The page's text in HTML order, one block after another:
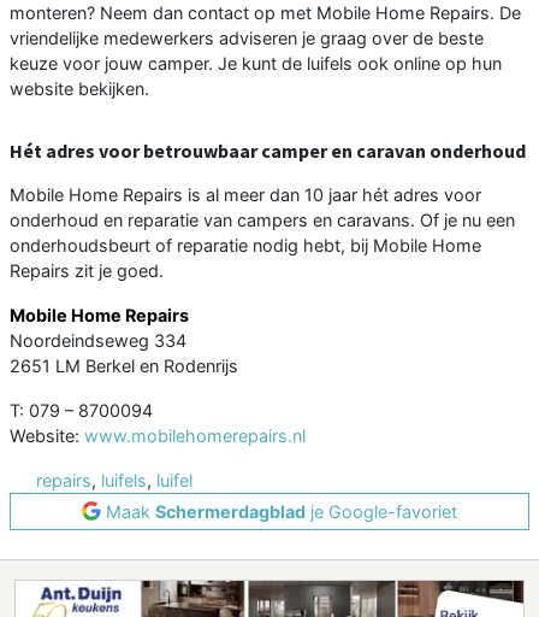
monteren? Neem dan contact op met Mobile Home Repairs. De
vriendelijke medewerkers adviseren je graag over de beste
keuze voor jouw camper. Je kunt de luifels ook online op hun
website bekijken.
Hét adres voor betrouwbaar camper en caravan onderhoud
Mobile Home Repairs is al meer dan 10 jaar hét adres voor
onderhoud en reparatie van campers en caravans. Of je nu een
onderhoudsbeurt of reparatie nodig hebt, bij Mobile Home
Repairs zit je goed.
Mobile Home Repairs
Noordeindseweg 334
2651 LM Berkel en Rodenrijs
T: 079 – 8700094
Website: www.mobilehomerepairs.nl
repairs, luifels, luifel
Maak Schermerdagblad je Google-favoriet